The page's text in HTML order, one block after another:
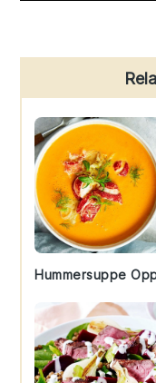
Sidebar
Hummersuppe